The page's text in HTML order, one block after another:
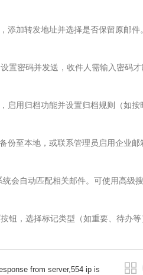
添加转发地址并选择是否保留原邮件
置密码并发送，收件人需输入密码才
启用归档功能并设置归档规则（如按
份至本地，或联系管理员启用企业邮
会自动匹配相关邮件。可使用高级
钮，选择标记类型（如重要、待办等
from server,554 ip is